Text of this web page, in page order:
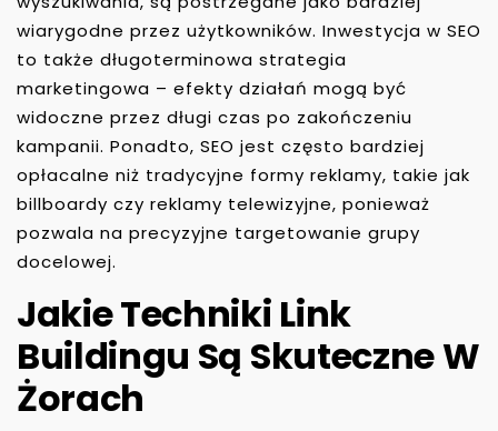
wiarygodne przez użytkowników. Inwestycja w SEO
to także długoterminowa strategia
marketingowa – efekty działań mogą być
widoczne przez długi czas po zakończeniu
kampanii. Ponadto, SEO jest często bardziej
opłacalne niż tradycyjne formy reklamy, takie jak
billboardy czy reklamy telewizyjne, ponieważ
pozwala na precyzyjne targetowanie grupy
docelowej.
Jakie Techniki Link
Buildingu Są Skuteczne W
Żorach